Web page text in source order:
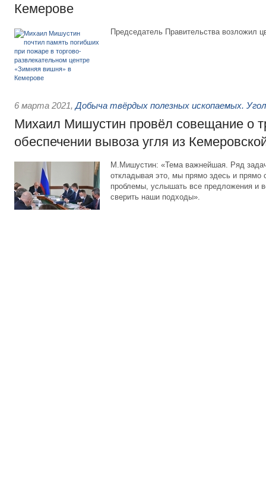
Кемерове
Председатель Правительства возложил
6 марта 2021, Добыча твёрдых полезных ископаемых.
Михаил Мишустин провёл совещание о
обеспечении вывоза угля из
М.Мишустин: «Тема важнейшая. Ряд
откладывая это, мы прямо здесь и прямо
проблемы, услышать все предложения и
сверить наши подходы».